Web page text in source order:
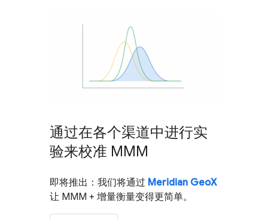
通过在各个渠道中进行实
验来校准 MMM
即将推出：我们将通过 Meridian GeoX
让 MMM + 增量衡量变得更简单。